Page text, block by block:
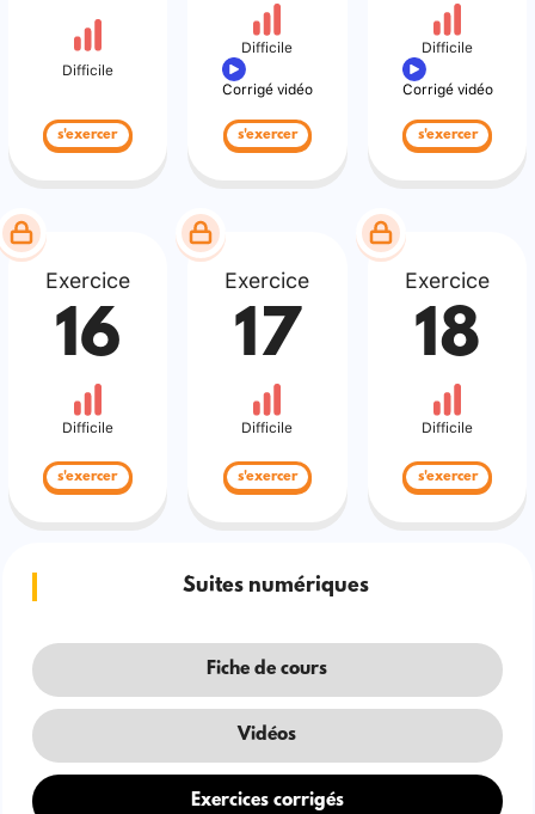
Difficile
s'exercer
Difficile
Corrigé vidéo
s'exercer
Difficile
Corrigé vidéo
s'exercer
Exercice
16
Difficile
s'exercer
Exercice
17
Difficile
s'exercer
Exercice
18
Difficile
s'exercer
Suites numériques
Fiche de cours
Vidéos
Exercices corrigés